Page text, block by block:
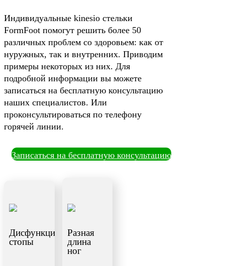
Индивидуальные kinesio стельки
FormFoot помогут решить более 50
различных проблем со здоровьем: как от
нуружных, так и внутренних. Приводим
примеры некоторых из них. Для
подробной информации вы можете
записаться на бесплатную консультацию
наших специалистов. Или
проконсультироваться по телефону
горячей линии.
Записаться на бесплатную консультацию
Дисфункция
стопы
Разная
длина
ног